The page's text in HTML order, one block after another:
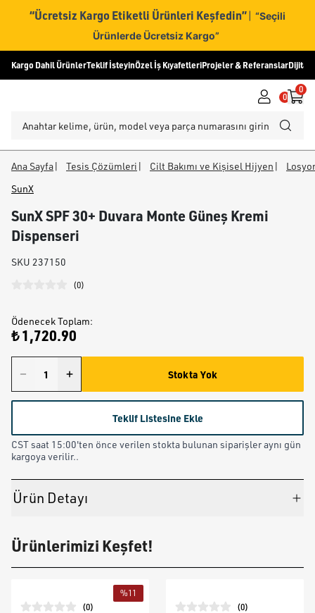
“Ücretsiz Kargo Etiketli Ürünleri Keşfedin” | “Seçili
Ürünlerde Ücretsiz Kargo”
Kargo Dahil ÜrünlerTeklif İsteyinÖzel İş KıyafetleriProjeler & ReferanslarDijital
0
0
Ana Sayfa| Tesis Çözümleri | Cilt Bakımı ve Kişisel Hijyen |
SunX
SunX SPF 30+ Duvara Monte Güneş Kremi
Dispenseri
SKU 237150
(0)
Ödenecek Toplam:
₺ 1,720.90
Stokta Yok
Teklif Listesine Ekle
CST saat 15:00'ten önce verilen stokta bulunan siparişler aynı gün
kargoya verilir..
Ürün Detayı
Ürünlerimizi Keşfet!
%11
(0) (0)